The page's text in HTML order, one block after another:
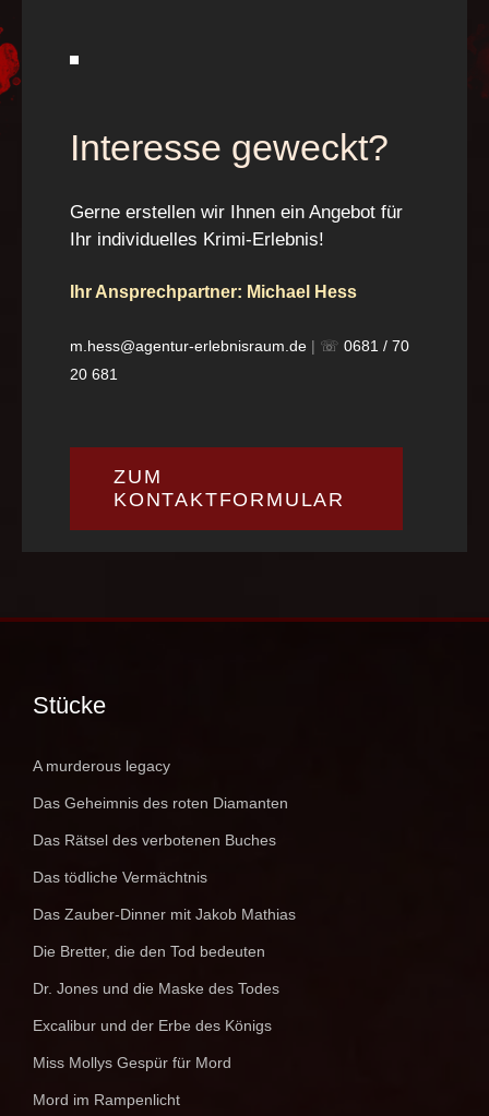
Interesse geweckt?
Gerne erstellen wir Ihnen ein Angebot für
Ihr individuelles Krimi-Erlebnis!
Ihr Ansprechpartner: Michael Hess
m.hess@agentur-erlebnisraum.de| ☏ 0681 / 70
20 681
ZUM
KONTAKTFORMULAR
Stücke
A murderous legacy
Das Geheimnis des roten Diamanten
Das Rätsel des verbotenen Buches
Das tödliche Vermächtnis
Das Zauber-Dinner mit Jakob Mathias
Die Bretter, die den Tod bedeuten
Dr. Jones und die Maske des Todes
Excalibur und der Erbe des Königs
Miss Mollys Gespür für Mord
Mord im Rampenlicht